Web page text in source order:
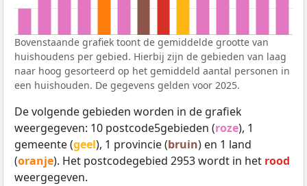
Bovenstaande grafiek toont de gemiddelde grootte van
huishoudens per gebied. Hierbij zijn de gebieden van laag
naar hoog gesorteerd op het gemiddeld aantal personen in
een huishouden. De gegevens gelden voor 2025.
De volgende gebieden worden in de grafiek
weergegeven: 10 postcode5gebieden (roze), 1
gemeente (geel), 1 provincie (bruin) en 1 land
(oranje). Het postcodegebied 2953 wordt in het rood
weergegeven.